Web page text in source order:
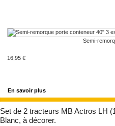
Semi-
16,95 €
En savoir plus
Set de 2 tracteurs MB Actros LH
Blanc, à décorer.